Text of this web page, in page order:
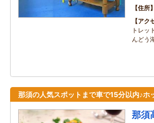
住所
アク
トレッ
んどう
那須の人気スポットまで車で15分以内♪ホ
那須